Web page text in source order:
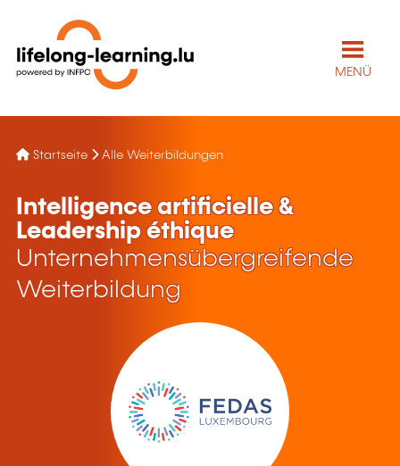
MENÜ
Startseite Alle Weiterbildungen
Intelligence artificielle &
Leadership éthique
Unternehmensübergreifende
Weiterbildung